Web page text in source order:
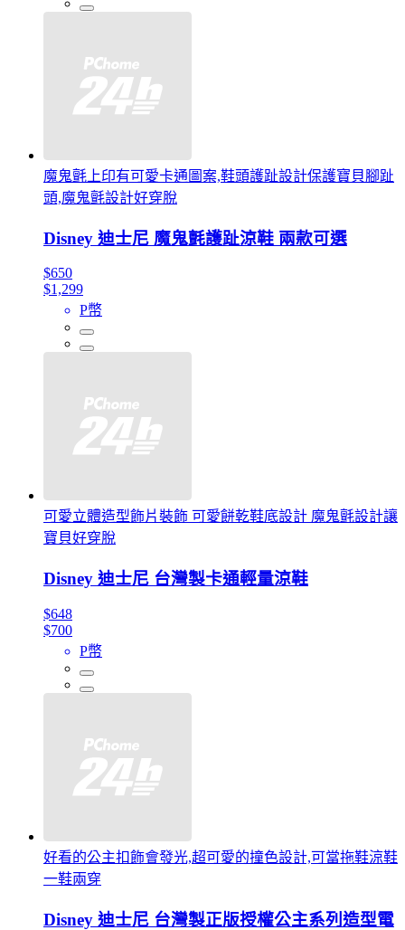
魔鬼氈上印有可愛卡通圖案,鞋頭護趾設計保護寶貝腳趾
頭,魔鬼氈設計好穿脫
Disney 迪士尼 魔鬼氈護趾涼鞋 兩款可選
$650
$1,299
P幣
可愛立體造型飾片裝飾 可愛餅乾鞋底設計 魔鬼氈設計讓
寶貝好穿脫
Disney 迪士尼 台灣製卡通輕量涼鞋
$648
$700
P幣
好看的公主扣飾會發光,超可愛的撞色設計,可當拖鞋涼鞋
一鞋兩穿
Disney 迪士尼 台灣製正版授權公主系列造型電